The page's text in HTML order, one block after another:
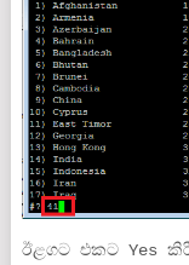
ඊළගට එකට Yes